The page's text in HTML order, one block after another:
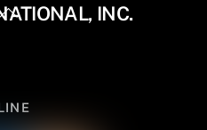
Back
INC.